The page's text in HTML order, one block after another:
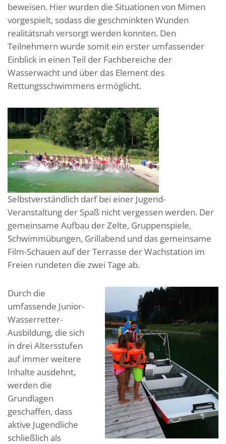
beweisen. Hier wurden die Situationen von Mimen
vorgespielt, sodass die geschminkten Wunden
realitätsnah versorgt werden konnten. Den
Teilnehmern wurde somit ein erster umfassender
Einblick in einen Teil der Fachbereiche der
Wasserwacht und über das Element des
Rettungsschwimmens ermöglicht.
Selbstverständlich darf bei einer Jugend-
Veranstaltung der Spaß nicht vergessen werden. Der
gemeinsame Aufbau der Zelte, Gruppenspiele,
Schwimmübungen, Grillabend und das gemeinsame
Film-Schauen auf der Terrasse der Wachstation im
Freien rundeten die zwei Tage ab.
Durch die
umfassende Junior-
Wasserretter-
Ausbildung, die sich
in drei Altersstufen
auf immer weitere
Inhalte ausdehnt,
werden die
Grundlagen
geschaffen, dass
aktive Jugendliche
schließlich als